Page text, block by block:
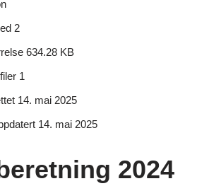
2
634.28 KB
1
14. mai 2025
14. mai 2025
2024